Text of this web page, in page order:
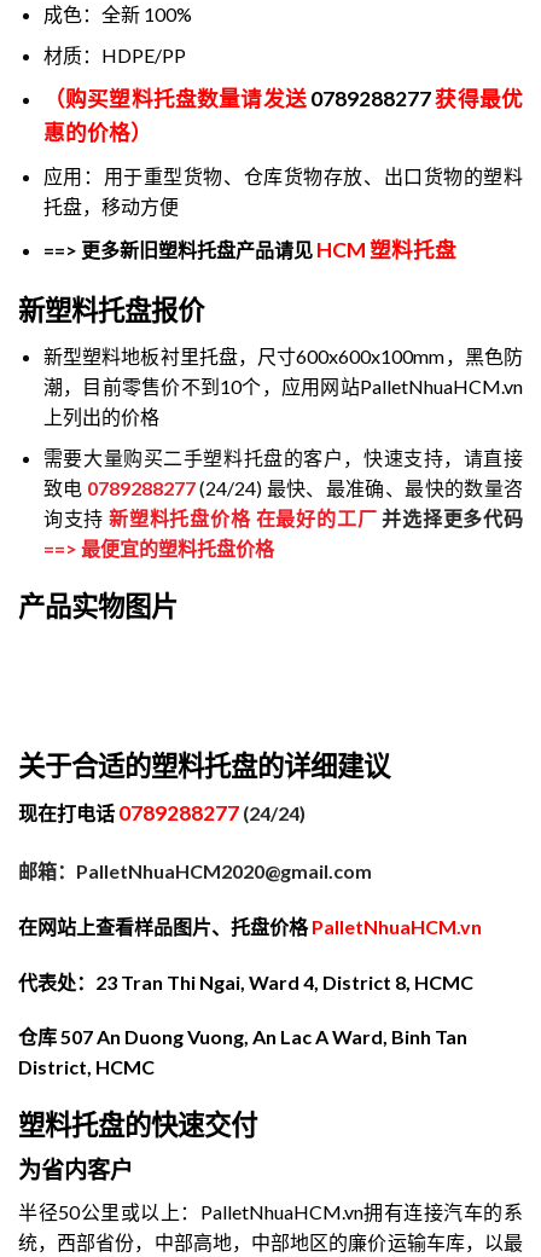
成色：全新 100%
材质：HDPE/PP
（购买塑料托盘数量请发送0789288277获得最优
惠的价格）
应用：用于重型货物、仓库货物存放、出口货物的塑料
托盘，移动方便
==> 更多新旧塑料托盘产品请见 HCM 塑料托盘
新塑料托盘报价
新型塑料地板衬里托盘，尺寸600x600x100mm，黑色防
潮，目前零售价不到10个，应用网站PalletNhuaHCM.vn
上列出的价格
需要大量购买二手塑料托盘的客户，快速支持，请直接
致电 0789288277(24/24) 最快、最准确、最快的数量咨
询支持新塑料托盘价格在最好的工厂并选择更多代码
==> 最便宜的塑料托盘价格
产品实物图片
关于合适的塑料托盘的详细建议
现在打电话 0789288277 (24/24)
邮箱：PalletNhuaHCM2020@gmail.com
在网站上查看样品图片、托盘价格 PalletNhuaHCM.vn
代表处：23 Tran Thi Ngai, Ward 4, District 8, HCMC
仓库 507 An Duong Vuong, An Lac A Ward, Binh Tan
District, HCMC
塑料托盘的快速交付
为省内客户
半径50公里或以上：PalletNhuaHCM.vn拥有连接汽车的系
统，西部省份，中部高地，中部地区的廉价运输车库，以最